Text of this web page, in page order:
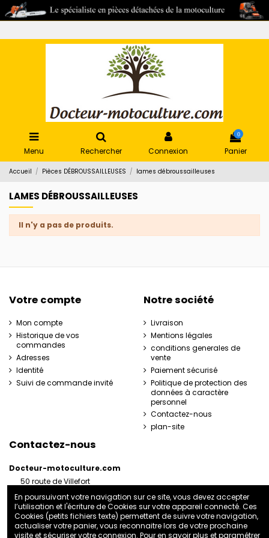
Menu Rechercher Connexion
0
Panier
Accueil Pièces DÉBROUSSAILLEUSES lames débroussailleuses
LAMES DÉBROUSSAILLEUSES
Il n'y a pas de produits.
Votre compte
Mon compte
Historique de vos
commandes
Adresses
Identité
Suivi de commande invité
Notre société
Livraison
Mentions légales
conditions generales de
vente
Paiement sécurisé
Politique de protection des
données à caractère
personnel
Contactez-nous
plan-site
Contactez-nous
Docteur-motoculture.com
50 route de Villefort
France
06 35 41 62 07
docteurmotoculture2@gmail.com
En poursuivant votre navigation sur ce site, vous devez accepter
l’utilisation et l'écriture de Cookies sur votre appareil connecté. Ces
Cookies (petits fichiers texte) permettent de suivre votre navigation,
actualiser votre panier, vous reconnaitre lors de votre prochaine
visite et sécuriser votre connexion. Pour en savoir plus et paramétrer